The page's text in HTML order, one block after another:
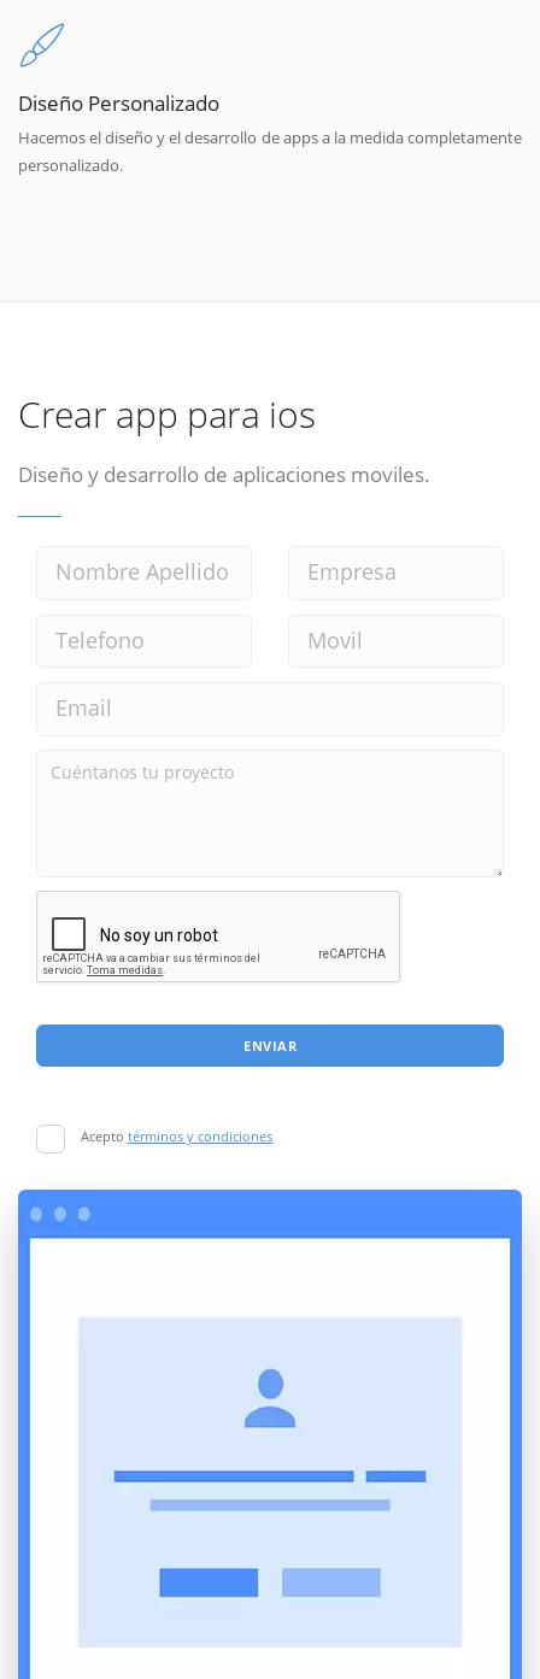
Diseño Personalizado
Hacemos el diseño y el desarrollo de apps a la medida completamente
personalizado.
Crear app para ios
Diseño y desarrollo de aplicaciones moviles.
ENVIAR
Acepto términos y condiciones